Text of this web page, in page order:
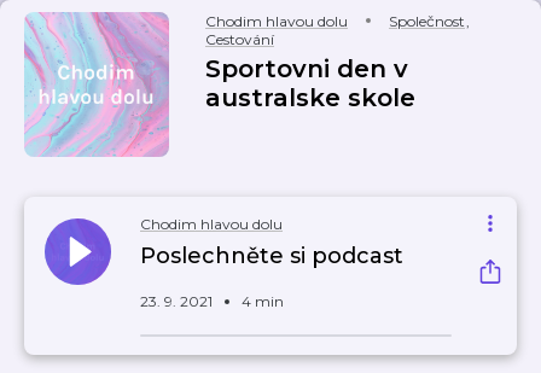
Chodim hlavou dolu Společnost,
Cestování
Sportovni den v
australske skole
Chodim hlavou dolu
Poslechněte si podcast
23. 9. 2021 4 min